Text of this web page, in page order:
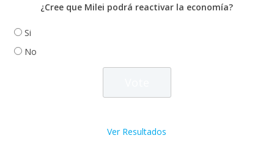
¿Cree que Milei podrá reactivar la economía?
Si
No
Ver Resultados